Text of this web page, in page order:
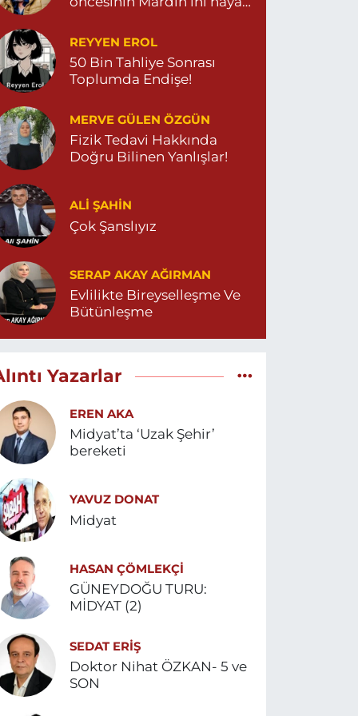
REYYEN EROL
50 Bin Tahliye Sonrası
Toplumda Endişe!
MERVE GÜLEN ÖZGÜN
Fizik Tedavi Hakkında
Doğru Bilinen Yanlışlar!
ALI ŞAHİN
Çok Şanslıyız
SERAP AKAY AĞIRMAN
Evlilikte Bireyselleşme Ve
Bütünleşme
Yazarlar
EREN AKA
Midyat’ta ‘Uzak Şehir’
bereketi
YAVUZ DONAT
Midyat
HASAN ÇÖMLEKÇİ
GÜNEYDOĞU TURU:
MİDYAT (2)
SEDAT ERİŞ
Doktor Nihat ÖZKAN- 5 ve
SON